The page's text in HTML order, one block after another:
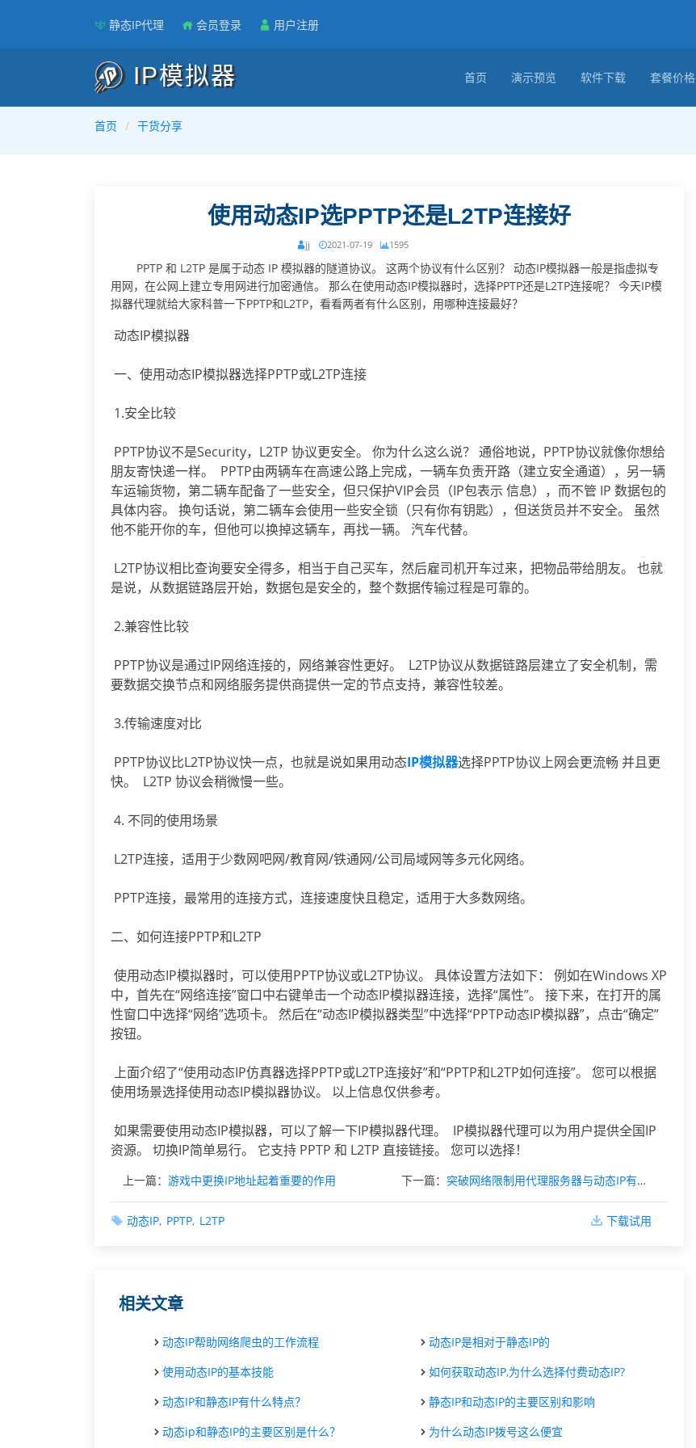
静态IP代理 会员登录 用户注册
IP模拟器 首页 演示预览 软件下载 套餐价格
首页 干货分享
使用动态IP选PPTP还是L2TP连接好
jj 2021-07-19 1595
PPTP 和 L2TP 是属于动态 IP 模拟器的隧道协议。 这两个协议有什么区别？ 动态IP模拟器一般是指虚拟专
用网，在公网上建立专用网进行加密通信。 那么在使用动态IP模拟器时，选择PPTP还是L2TP连接呢？ 今天IP模
拟器代理就给大家科普一下PPTP和L2TP，看看两者有什么区别，用哪种连接最好？
动态IP模拟器
一、使用动态IP模拟器选择PPTP或L2TP连接
1.安全比较
PPTP协议不是Security，L2TP 协议更安全。 你为什么这么说？ 通俗地说，PPTP协议就像你想给
朋友寄快递一样。 PPTP由两辆车在高速公路上完成，一辆车负责开路（建立安全通道），另一辆
车运输货物，第二辆车配备了一些安全，但只保护VIP会员（IP包表示 信息），而不管 IP 数据包的
具体内容。 换句话说，第二辆车会使用一些安全锁（只有你有钥匙），但送货员并不安全。 虽然
他不能开你的车，但他可以换掉这辆车，再找一辆。 汽车代替。
L2TP协议相比查询要安全得多，相当于自己买车，然后雇司机开车过来，把物品带给朋友。 也就
是说，从数据链路层开始，数据包是安全的，整个数据传输过程是可靠的。
2.兼容性比较
PPTP协议是通过IP网络连接的，网络兼容性更好。 L2TP协议从数据链路层建立了安全机制，需
要数据交换节点和网络服务提供商提供一定的节点支持，兼容性较差。
3.传输速度对比
PPTP协议比L2TP协议快一点，也就是说如果用动态IP模拟器选择PPTP协议上网会更流畅 并且更
快。 L2TP 协议会稍微慢一些。
4. 不同的使用场景
L2TP连接，适用于少数网吧网/教育网/铁通网/公司局域网等多元化网络。
PPTP连接，最常用的连接方式，连接速度快且稳定，适用于大多数网络。
二、如何连接PPTP和L2TP
使用动态IP模拟器时，可以使用PPTP协议或L2TP协议。 具体设置方法如下： 例如在Windows XP
中，首先在“网络连接”窗口中右键单击一个动态IP模拟器连接，选择“属性”。 接下来，在打开的属
性窗口中选择“网络”选项卡。 然后在“动态IP模拟器类型”中选择“PPTP动态IP模拟器”，点击“确定”
按钮。
上面介绍了“使用动态IP仿真器选择PPTP或L2TP连接好”和“PPTP和L2TP如何连接”。 您可以根据
使用场景选择使用动态IP模拟器协议。 以上信息仅供参考。
如果需要使用动态IP模拟器，可以了解一下IP模拟器代理。 IP模拟器代理可以为用户提供全国IP
资源。 切换IP简单易行。 它支持 PPTP 和 L2TP 直接链接。 您可以选择！
上一篇： 游戏中更换IP地址起着重要的作用 下一篇： 突破网络限制用代理服务器与动态IP有什么不同？
动态IP PPTP L2TP 下载试用
相关文章
动态IP帮助网络爬虫的工作流程
动态IP是相对于静态IP的
使用动态IP的基本技能
如何获取动态IP,为什么选择付费动态IP?
动态IP和静态IP有什么特点？
静态IP和动态IP的主要区别和影响
动态ip和静态IP的主要区别是什么？
为什么动态IP拨号这么便宜